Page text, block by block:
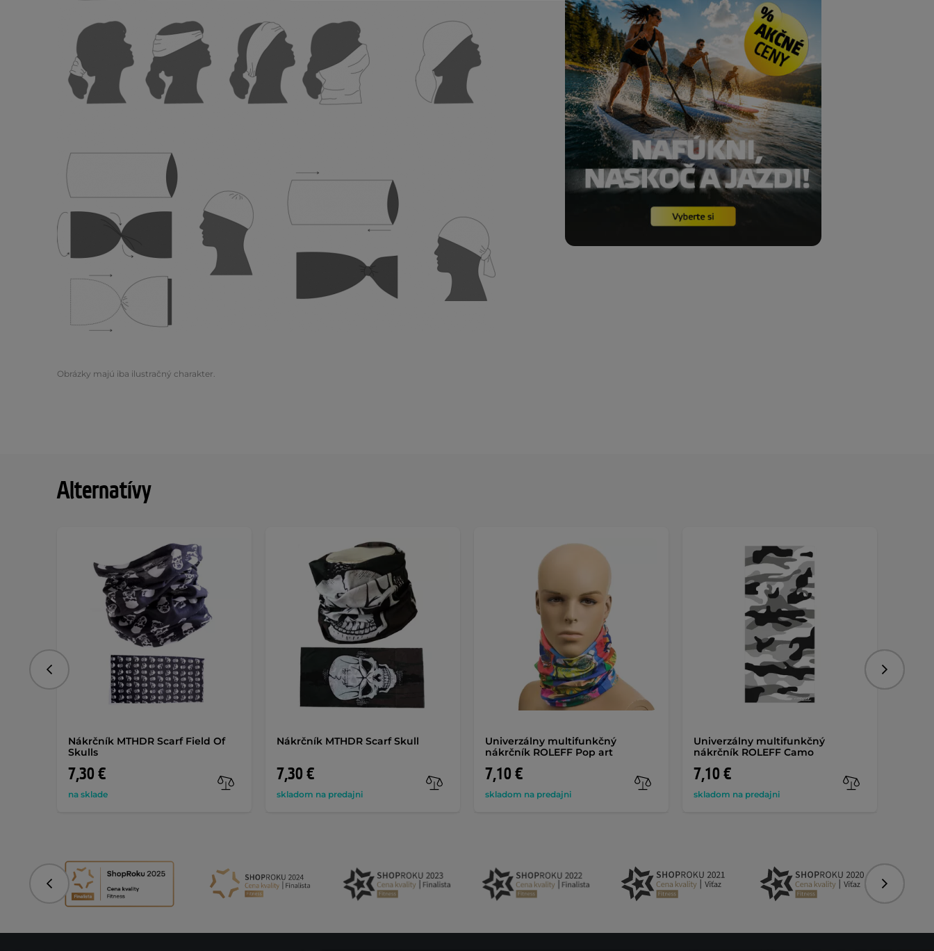
Alternatívy
Nákrčník MTHDR Scarf Field Of
Skulls
7,30 €
na sklade
Nákrčník MTHDR Scarf Skull
7,30 €
skladom na predajni
Univerzálny multifunkčný
nákrčník ROLEFF Pop art
7,10 €
skladom na predajni
Univerzálny multifunkčný
nákrčník ROLEFF Camo
7,10 €
skladom na predajni
Predchádzajúce
Obrázky majú iba ilustračný charakter.
Predchádzajúce